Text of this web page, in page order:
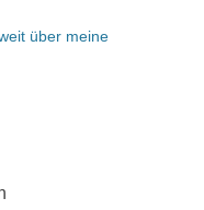
über meine